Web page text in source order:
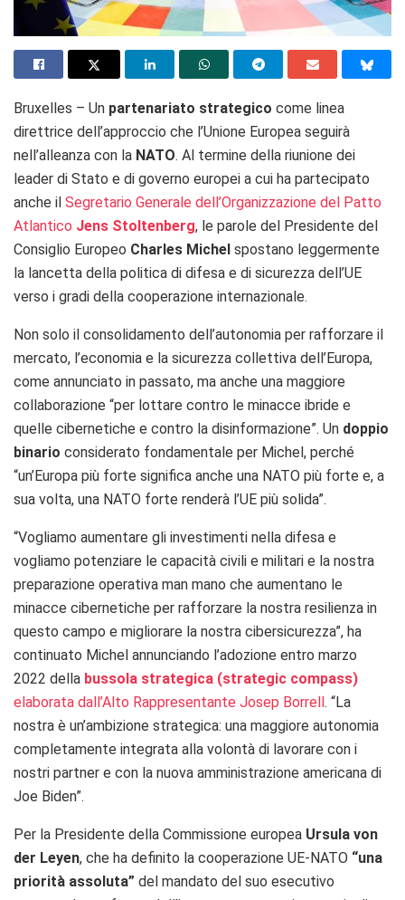
Bruxelles – Un partenariato strategico come linea
direttrice dell’approccio che l’Unione Europea seguirà
nell’alleanza con la NATO. Al termine della riunione dei
leader di Stato e di governo europei a cui ha partecipato
anche il Segretario Generale dell’Organizzazione del Patto
Atlantico Jens Stoltenberg, le parole del Presidente del
Consiglio Europeo Charles Michel spostano leggermente
la lancetta della politica di difesa e di sicurezza dell’UE
verso i gradi della cooperazione internazionale.
Non solo il consolidamento dell’autonomia per rafforzare il
mercato, l’economia e la sicurezza collettiva dell’Europa,
come annunciato in passato, ma anche una maggiore
collaborazione “per lottare contro le minacce ibride e
quelle cibernetiche e contro la disinformazione”. Un doppio
binario considerato fondamentale per Michel, perché
“un’Europa più forte significa anche una NATO più forte e, a
sua volta, una NATO forte renderà l’UE più solida”.
“Vogliamo aumentare gli investimenti nella difesa e
vogliamo potenziare le capacità civili e militari e la nostra
preparazione operativa man mano che aumentano le
minacce cibernetiche per rafforzare la nostra resilienza in
questo campo e migliorare la nostra cibersicurezza”, ha
continuato Michel annunciando l’adozione entro marzo
2022 della bussola strategica (strategic compass)
elaborata dall’Alto Rappresentante Josep Borrell. “La
nostra è un’ambizione strategica: una maggiore autonomia
completamente integrata alla volontà di lavorare con i
nostri partner e con la nuova amministrazione americana di
Joe Biden”.
Per la Presidente della Commissione europea Ursula von
der Leyen, che ha definito la cooperazione UE-NATO “una
priorità assoluta” del mandato del suo esecutivo